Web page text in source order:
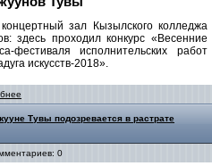
зал Кызылского колледжа
здесь проходил конкурс «Весенние
фестиваля исполнительских работ
искусств-2018».
Тувы подозревается в растрате
0